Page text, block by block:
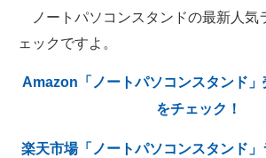
ノートパソコンスタンドの最新人気
ェックですよ。
Amazon「ノートパソコンスタンド」
をチェック！
楽天市場「ノートパソコンスタンド